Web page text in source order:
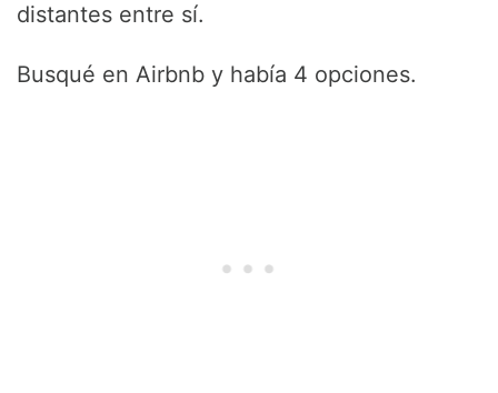
distantes entre sí.
Busqué en Airbnb y había 4 opciones.